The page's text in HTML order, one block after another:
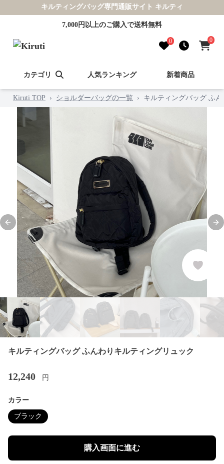
キルティングバッグ専門通販サイト キルティ
7,000円以上のご購入で送料無料
0 0
カテゴリ 人気ランキング 新着商品
Kiruti TOP › ショルダーバッグの一覧 › キルティングバッグ ふ
Previous slide
キルティングバッグ ふんわりキルティングリュック
12,240 円
カラー
ブラック
購入画面に進む